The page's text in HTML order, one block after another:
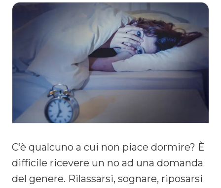
C’è qualcuno a cui non piace dormire? È
difficile ricevere un no ad una domanda
del genere. Rilassarsi, sognare, riposarsi